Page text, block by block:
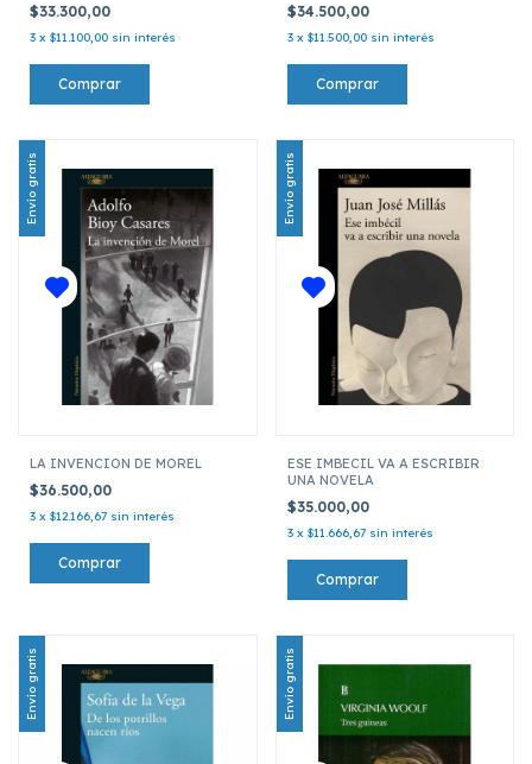
$33.300,00
3 x $11.100,00 sin interés
$34.500,00
3 x $11.500,00 sin interés
Envío gratis
LA INVENCION DE MOREL
$36.500,00
3 x $12.166,67 sin interés
Envío gratis
ESE IMBECIL VA A ESCRIBIR
UNA NOVELA
$35.000,00
3 x $11.666,67 sin interés
Envío gratis Envío gratis